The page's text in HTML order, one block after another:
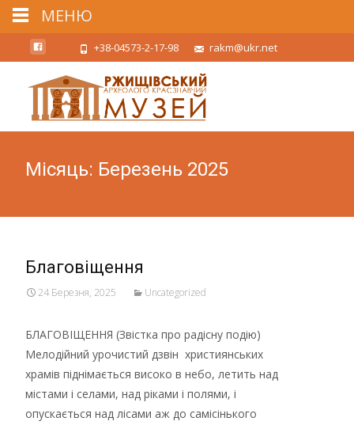
+38-04573-2-17-98 rakm@ukr.net
Місяць: Березень 2025
Благовіщення
24 Березня, 2025 Uncategorized
БЛАГОВІЩЕННЯ (Звістка про радісну подію)
Мелодійний урочистий дзвін християнських
храмів піднімається високо в небо, летить над
містами і селами, над ріками і полями, і
опускається над лісами аж до самісінького
МЕНЮ